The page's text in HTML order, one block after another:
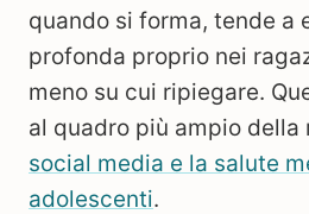
quando si forma, tende a
profonda proprio nei
meno su cui ripiegare.
al quadro più ampio della
social media e la salute
adolescenti.